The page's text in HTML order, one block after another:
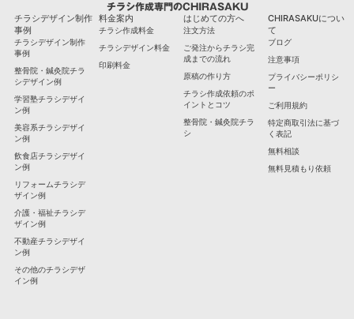
チラシ作成専門のCHIRASAKU
チラシデザイン制作
事例
チラシデザイン制作
事例
整骨院・鍼灸院チラ
シデザイン例
学習塾チラシデザイ
ン例
美容系チラシデザイ
ン例
飲食店チラシデザイ
ン例
リフォームチラシデ
ザイン例
介護・福祉チラシデ
ザイン例
不動産チラシデザイ
ン例
その他のチラシデザ
イン例
料金案内
チラシ作成料金
チラシデザイン料金
印刷料金
はじめての方へ
注文方法
ご発注からチラシ完
成までの流れ
原稿の作り方
チラシ作成依頼のポ
イントとコツ
整骨院・鍼灸院チラ
シ
CHIRASAKUについ
て
ブログ
注意事項
プライバシーポリシ
ー
ご利用規約
特定商取引法に基づ
く表記
無料相談
無料見積もり依頼